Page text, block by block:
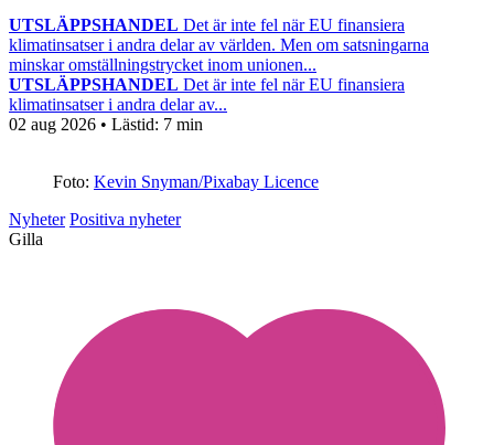
UTSLÄPPSHANDEL Det är inte fel när EU finansiera
klimatinsatser i andra delar av världen. Men om satsningarna
minskar omställningstrycket inom unionen...
UTSLÄPPSHANDEL Det är inte fel när EU finansiera
klimatinsatser i andra delar av...
02 aug 2026 • Lästid: 7 min
Foto: Kevin Snyman/Pixabay Licence
Nyheter Positiva nyheter
Gilla